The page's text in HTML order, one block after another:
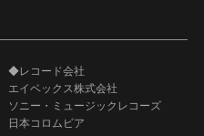
◆レコード会社
エイベックス株式会社
ソニー・ミュージックレコーズ
日本コロムビア